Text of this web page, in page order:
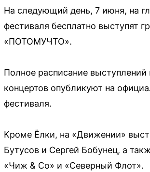
На следующий день, 7 июня, на
фестиваля бесплатно выступят
«ПОТОМУЧТО».
Полное расписание выступлений
концертов опубликуют на
фестиваля.
Кроме Ёлки, на «Движении»
Бутусов и Сергей Бобунец, а
«Чиж & Co» и «Северный Флот».